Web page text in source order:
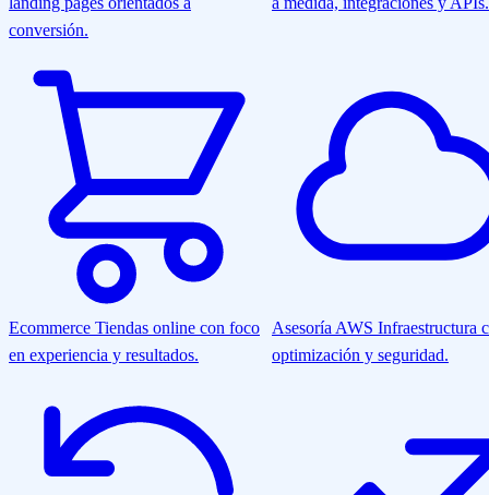
conversión.
Ecommerce Tiendas online con foco
en experiencia y resultados.
Asesoría AWS Infraestructura
optimización y seguridad.